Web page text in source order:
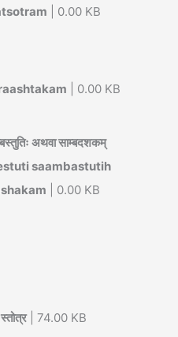
| 0.00 KB
| 0.00 KB
अथवा साम्बदशकम्
saambastutih
| 0.00 KB
| 74.00 KB